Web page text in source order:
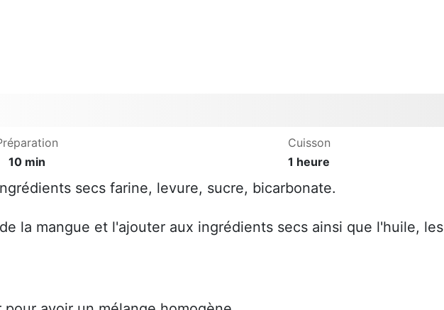
10 min
Cuisson
1 heure
secs farine, levure, sucre, bicarbonate.
la mangue et l'ajouter aux ingrédients secs ainsi que l'huile, les